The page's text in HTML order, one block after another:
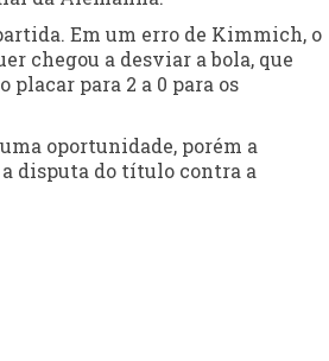
Em um erro de Kimmich, o
chegou a desviar a bola, que
placar para 2 a 0 para os
oportunidade, porém a
disputa do título contra a